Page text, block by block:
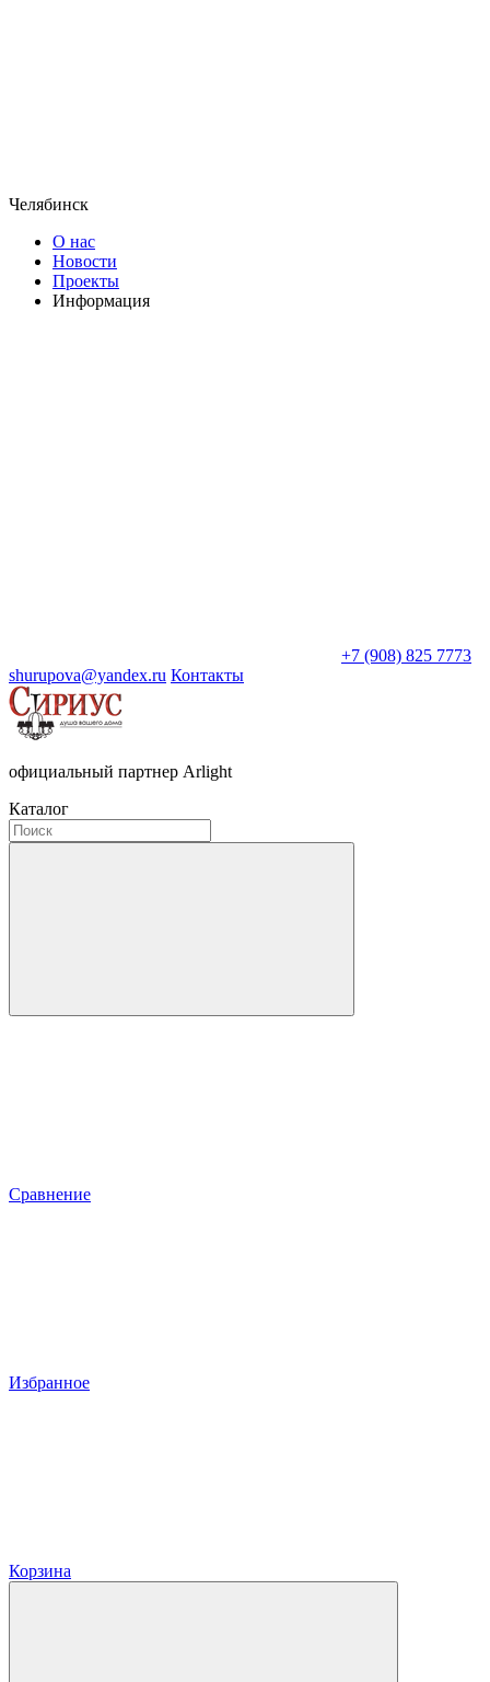
Челябинск
О нас
Новости
Проекты
Информация
+7 (908) 825 7773
shurupova@yandex.ru Контакты
официальный партнер Arlight
Каталог
Сравнение
Избранное
Корзина